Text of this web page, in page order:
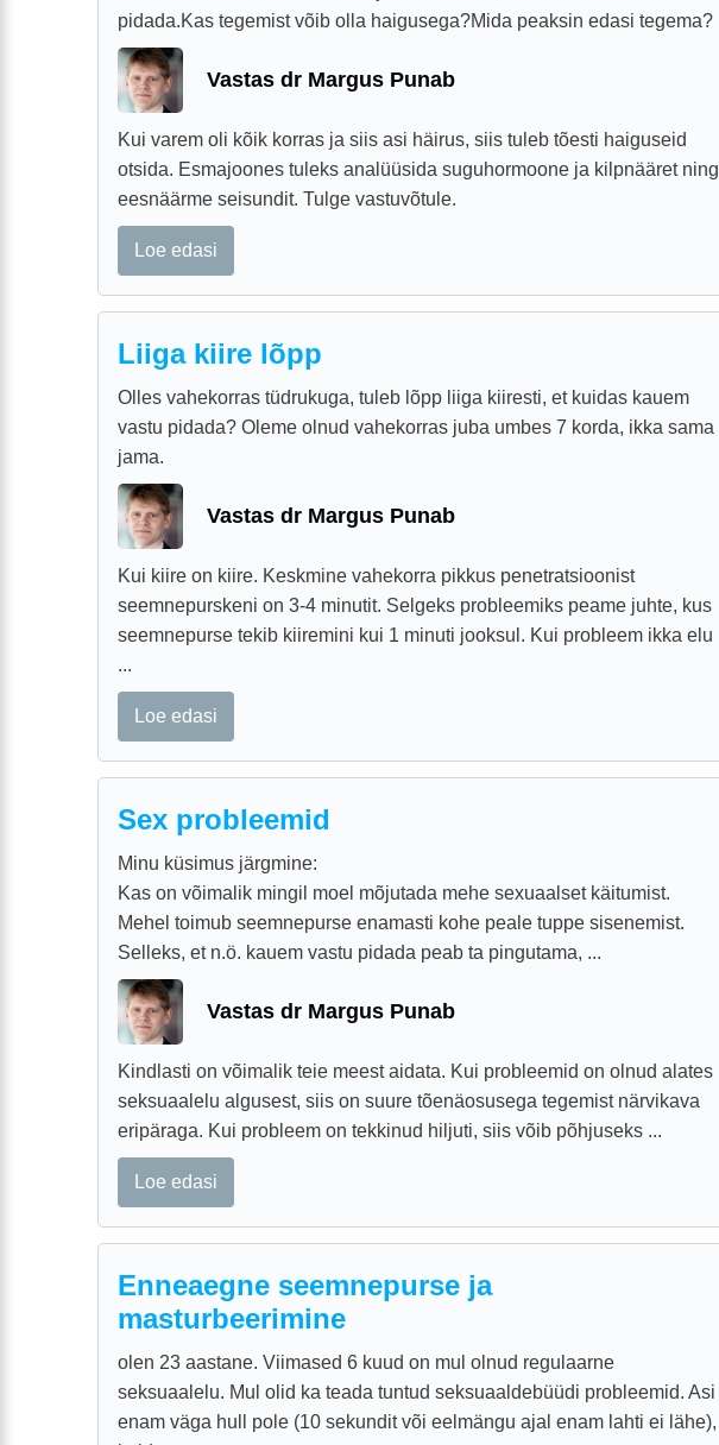
pidada.Kas tegemist võib olla haigusega?Mida peaksin edasi tegema?
Vastas dr Margus Punab
Kui varem oli kõik korras ja siis asi häirus, siis tuleb tõesti haiguseid
otsida. Esmajoones tuleks analüüsida suguhormoone ja kilpnääret ning
eesnäärme seisundit. Tulge vastuvõtule.
Loe edasi
Liiga kiire lõpp
Olles vahekorras tüdrukuga, tuleb lõpp liiga kiiresti, et kuidas kauem
vastu pidada? Oleme olnud vahekorras juba umbes 7 korda, ikka sama
jama.
Vastas dr Margus Punab
Kui kiire on kiire. Keskmine vahekorra pikkus penetratsioonist
seemnepurskeni on 3-4 minutit. Selgeks probleemiks peame juhte, kus
seemnepurse tekib kiiremini kui 1 minuti jooksul. Kui probleem ikka elu
...
Loe edasi
Sex probleemid
Minu küsimus järgmine:
Kas on võimalik mingil moel mõjutada mehe sexuaalset käitumist.
Mehel toimub seemnepurse enamasti kohe peale tuppe sisenemist.
Selleks, et n.ö. kauem vastu pidada peab ta pingutama, ...
Vastas dr Margus Punab
Kindlasti on võimalik teie meest aidata. Kui probleemid on olnud alates
seksuaalelu algusest, siis on suure tõenäosusega tegemist närvikava
eripäraga. Kui probleem on tekkinud hiljuti, siis võib põhjuseks ...
Loe edasi
Enneaegne seemnepurse ja
masturbeerimine
olen 23 aastane. Viimased 6 kuud on mul olnud regulaarne
seksuaalelu. Mul olid ka teada tuntud seksuaaldebüüdi probleemid. Asi
enam väga hull pole (10 sekundit või eelmängu ajal enam lahti ei lähe),